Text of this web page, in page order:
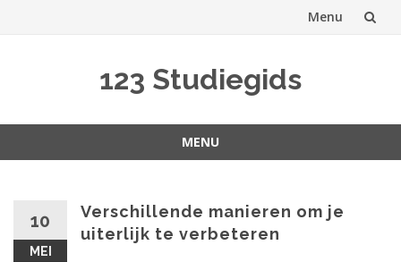
Menu
123 Studiegids
MENU
10
MEI
Verschillende manieren om je
uiterlijk te verbeteren